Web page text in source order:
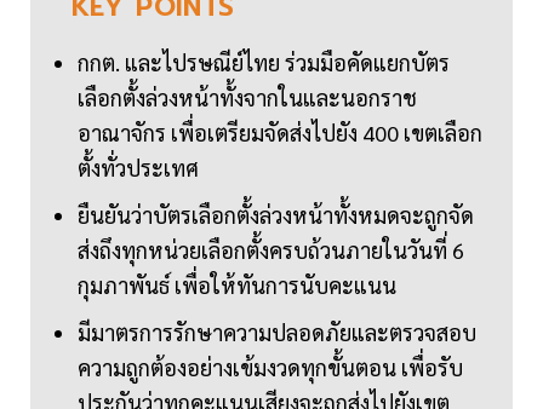
กกต. และไปรษณีย์ไทย ร่วมมือคัดแยกบัตร
เลือกตั้งล่วงหน้าทั้งจากในและนอกราช
อาณาจักร เพื่อเตรียมจัดส่งไปยัง 400 เขตเลือก
ตั้งทั่วประเทศ
ยืนยันว่าบัตรเลือกตั้งล่วงหน้าทั้งหมดจะถูกจัด
ส่งถึงทุกหน่วยเลือกตั้งครบถ้วนภายในวันที่ 6
กุมภาพันธ์ เพื่อให้ทันการนับคะแนน
มีมาตรการรักษาความปลอดภัยและตรวจสอบ
ความถูกต้องอย่างเข้มงวดทุกขั้นตอน เพื่อรับ
ประกันว่าทุกคะแนนเสียงจะถูกส่งไปยังเขต